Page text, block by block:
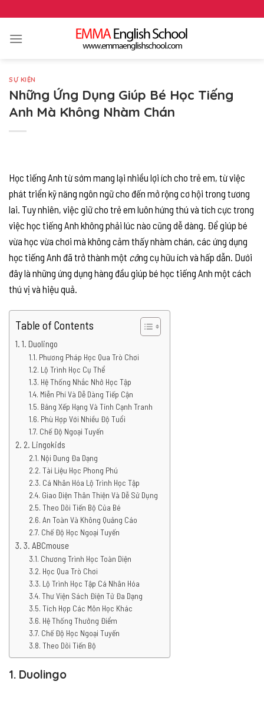
content
SỰ KIỆN
Những Ứng Dụng Giúp Bé Học Tiếng
Anh Mà Không Nhàm Chán
Học tiếng Anh từ sớm mang lại nhiều lợi ích cho trẻ em, từ việc
phát triển kỹ năng ngôn ngữ cho đến mở rộng cơ hội trong tương
lai. Tuy nhiên, việc giữ cho trẻ em luôn hứng thú và tích cực trong
việc học tiếng Anh không phải lúc nào cũng dễ dàng. Để giúp bé
vừa học vừa chơi mà không cảm thấy nhàm chán, các ứng dụng
học tiếng Anh đã trở thành một công cụ hữu ích và hấp dẫn. Dưới
đây là những ứng dụng hàng đầu giúp bé học tiếng Anh một cách
thú vị và hiệu quả.
Table of Contents
1. Duolingo
Phương Pháp Học Qua Trò Chơi
Lộ Trình Học Cụ Thể
Hệ Thống Nhắc Nhở Học Tập
Miễn Phí Và Dễ Dàng Tiếp Cận
Bảng Xếp Hạng Và Tính Cạnh Tranh
Phù Hợp Với Nhiều Độ Tuổi
Chế Độ Ngoại Tuyến
2. Lingokids
Nội Dung Đa Dạng
Tài Liệu Học Phong Phú
Cá Nhân Hóa Lộ Trình Học Tập
Giao Diện Thân Thiện Và Dễ Sử Dụng
Theo Dõi Tiến Bộ Của Bé
An Toàn Và Không Quảng Cáo
Chế Độ Học Ngoại Tuyến
3. ABCmouse
Chương Trình Học Toàn Diện
Học Qua Trò Chơi
Lộ Trình Học Tập Cá Nhân Hóa
Thư Viện Sách Điện Tử Đa Dạng
Tích Hợp Các Môn Học Khác
Hệ Thống Thưởng Điểm
Chế Độ Học Ngoại Tuyến
Theo Dõi Tiến Bộ
1. Duolingo